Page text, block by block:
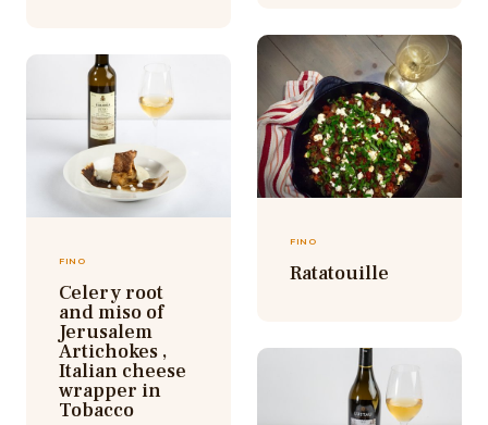
FINO
Ratatouille
FINO
Celery root
and miso of
Jerusalem
Artichokes ,
Italian cheese
wrapper in
Tobacco